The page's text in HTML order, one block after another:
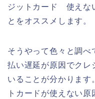
ジットカード 使えな
とをオススメします。
そうやって色々と調べ
払い遅延が原因でクレ
いることが分かります
トカードが使えない